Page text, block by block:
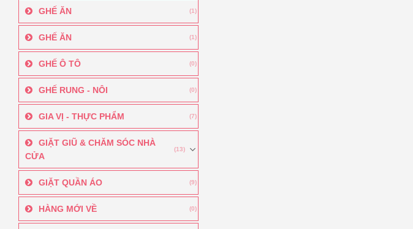
GHẾ ĂN (1)
GHẾ ĂN (1)
GHẾ Ô TÔ (0)
GHẾ RUNG - NÔI (0)
GIA VỊ - THỰC PHẨM (7)
GIẶT GIŨ & CHĂM SÓC NHÀ
CỬA
(13)
GIẶT QUẦN ÁO (9)
HÀNG MỚI VỀ (0)